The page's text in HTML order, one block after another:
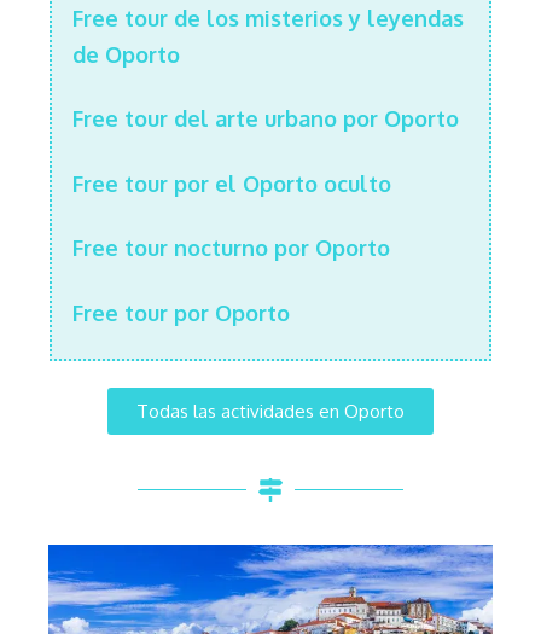
Free tour de los misterios y leyendas
de Oporto
Free tour del arte urbano por Oporto
Free tour por el Oporto oculto
Free tour nocturno por Oporto
Free tour por Oporto
Todas las actividades en Oporto